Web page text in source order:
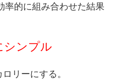
率的に組み合わせた結果
シンプル
リーにする。